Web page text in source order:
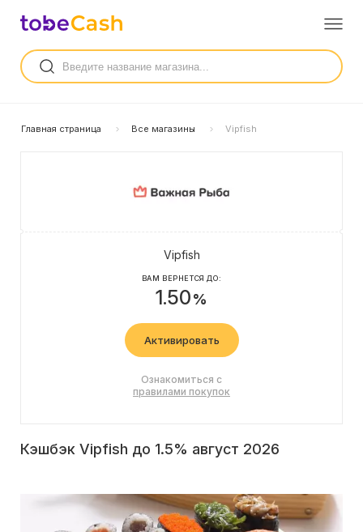
Главная страница Все магазины Vipfish
Vipfish
ВАМ ВЕРНЕТСЯ ДО:
1.50%
Активировать
Ознакомиться с
правилами покупок
Кэшбэк Vipfish до 1.5% август 2026